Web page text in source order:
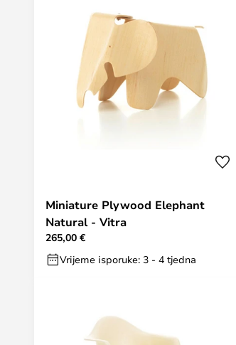
Miniature Plywood Elephant
Natural - Vitra
265,00 €
Vrijeme isporuke: 3 - 4 tjedna